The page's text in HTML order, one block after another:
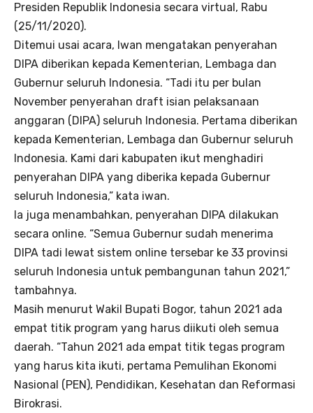
Presiden Republik Indonesia secara virtual, Rabu
(25/11/2020).
Ditemui usai acara, Iwan mengatakan penyerahan
DIPA diberikan kepada Kementerian, Lembaga dan
Gubernur seluruh Indonesia. “Tadi itu per bulan
November penyerahan draft isian pelaksanaan
anggaran (DIPA) seluruh Indonesia. Pertama diberikan
kepada Kementerian, Lembaga dan Gubernur seluruh
Indonesia. Kami dari kabupaten ikut menghadiri
penyerahan DIPA yang diberika kepada Gubernur
seluruh Indonesia,” kata iwan.
Ia juga menambahkan, penyerahan DIPA dilakukan
secara online. “Semua Gubernur sudah menerima
DIPA tadi lewat sistem online tersebar ke 33 provinsi
seluruh Indonesia untuk pembangunan tahun 2021,”
tambahnya.
Masih menurut Wakil Bupati Bogor, tahun 2021 ada
empat titik program yang harus diikuti oleh semua
daerah. “Tahun 2021 ada empat titik tegas program
yang harus kita ikuti, pertama Pemulihan Ekonomi
Nasional (PEN), Pendidikan, Kesehatan dan Reformasi
Birokrasi.